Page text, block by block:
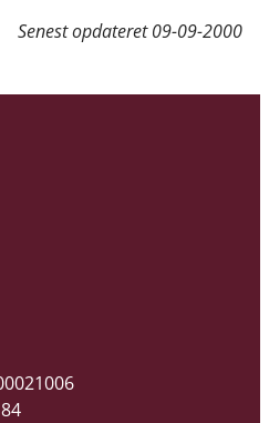
Senest opdateret09-09-2000